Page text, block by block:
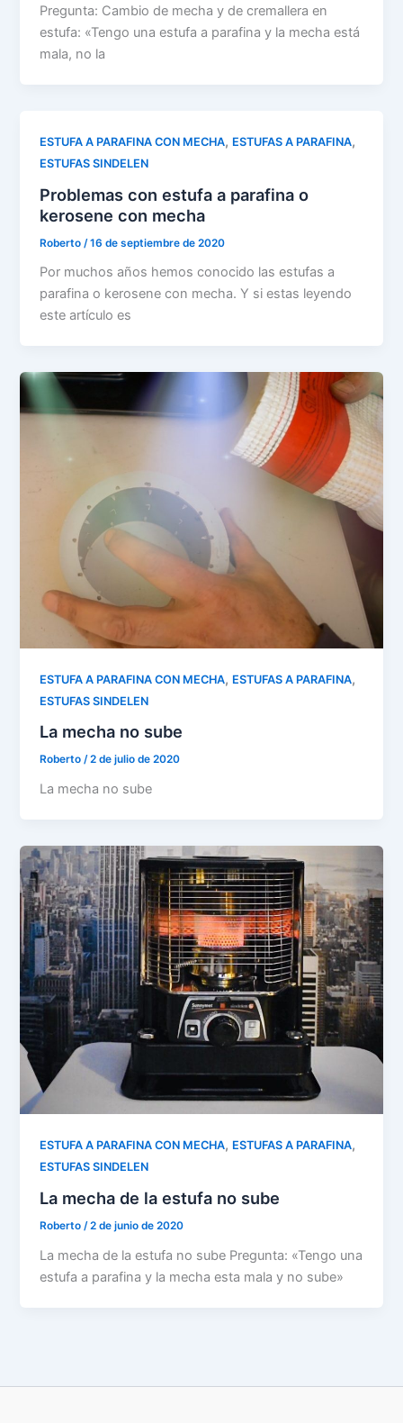
Pregunta: Cambio de mecha y de cremallera en
estufa: «Tengo una estufa a parafina y la mecha está
mala, no la
ESTUFA A PARAFINA CON MECHA, ESTUFAS A PARAFINA,
ESTUFAS SINDELEN
Problemas con estufa a parafina o
kerosene con mecha
Roberto /16 de septiembre de 2020
Por muchos años hemos conocido las estufas a
parafina o kerosene con mecha. Y si estas leyendo
este artículo es
ESTUFA A PARAFINA CON MECHA, ESTUFAS A PARAFINA,
ESTUFAS SINDELEN
La mecha no sube
Roberto/2 de julio de 2020
La mecha no sube
ESTUFA A PARAFINA CON MECHA, ESTUFAS A PARAFINA,
ESTUFAS SINDELEN
La mecha de la estufa no sube
Roberto/2 de junio de 2020
La mecha de la estufa no sube Pregunta: «Tengo una
estufa a parafina y la mecha esta mala y no sube»